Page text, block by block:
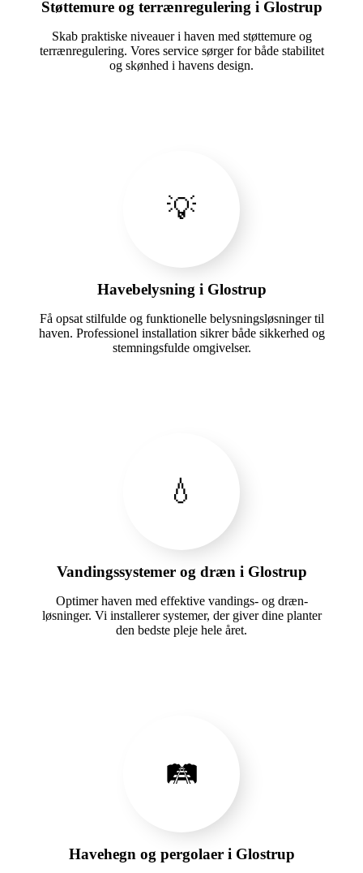
Støttemure og terrænregulering i Glostrup
Skab praktiske niveauer i haven med støttemure og
terrænregulering. Vores service sørger for både stabilitet
og skønhed i havens design.
💡
Havebelysning i Glostrup
Få opsat stilfulde og funktionelle belysningsløsninger til
haven. Professionel installation sikrer både sikkerhed og
stemningsfulde omgivelser.
💧
Vandingssystemer og dræn i Glostrup
Optimer haven med effektive vandings- og dræn-
løsninger. Vi installerer systemer, der giver dine planter
den bedste pleje hele året.
🛤️
Havehegn og pergolaer i Glostrup